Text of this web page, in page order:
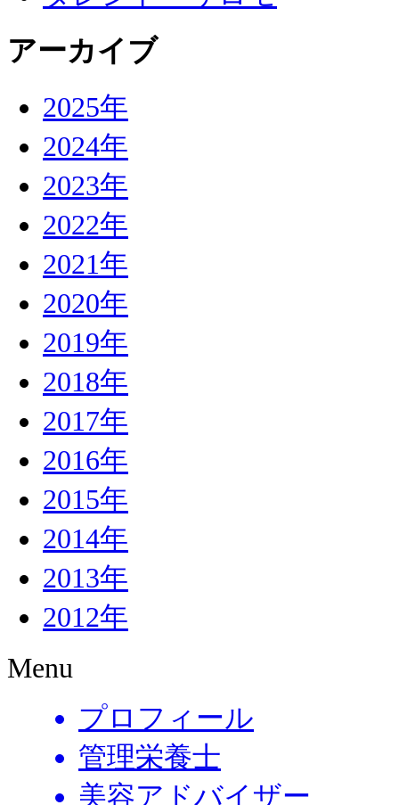
アーカイブ
2025年
2024年
2023年
2022年
2021年
2020年
2019年
2018年
2017年
2016年
2015年
2014年
2013年
2012年
Menu
プロフィール
管理栄養士
美容アドバイザー